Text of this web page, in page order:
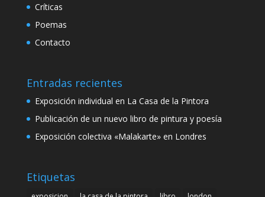
Críticas
Poemas
Contacto
Entradas recientes
Exposición individual en La Casa de la Pintora
Publicación de un nuevo libro de pintura y poesía
Exposición colectiva «Malakarte» en Londres
Etiquetas